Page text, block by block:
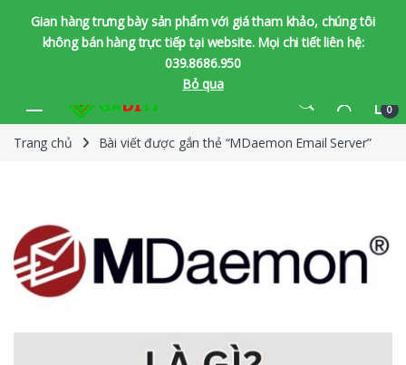
Gian hàng trưng bày sản phẩm với giá tham khảo, chúng tôi
không bán hàng trực tiếp tại website. Mọi chi tiết liên hệ:
039.8686.950
Bỏ qua
0
Trang chủ Bài viết được gắn thẻ “MDaemon Email Server”